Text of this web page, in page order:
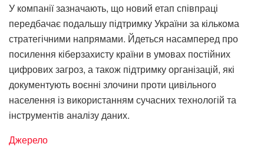
У компанії зазначають, що новий етап співпраці
передбачає подальшу підтримку України за кількома
стратегічними напрямами. Йдеться насамперед про
посилення кіберзахисту країни в умовах постійних
цифрових загроз, а також підтримку організацій, які
документують воєнні злочини проти цивільного
населення із використанням сучасних технологій та
інструментів аналізу даних.
Джерело